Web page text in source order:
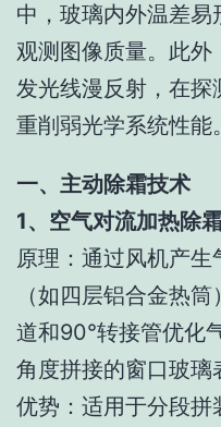
中，玻璃内外温差
观测图像质量。此外
发光线漫反射，在
重削弱光学系统性能。
一、主动除霜技术
1、空气对流加热除
原理：通过风机产
（如四层铝合金热
道和90°转接管优化
角度拼接的窗口玻璃
优势：适用于分段拼